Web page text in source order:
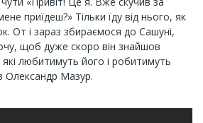
приїдеш?» Тільки їду від нього, як
От і зараз збираємося до Сашуні,
щоб дуже скоро він знайшов
любитимуть його і робитимуть
Олександр Мазур.